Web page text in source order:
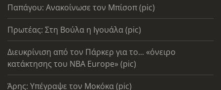
Παπάγου: Ανακοίνωσε τον Μπίσοπ (pic)
Πρωτέας: Στη Βούλα η Ιγουάλα (pic)
Διευκρίνιση από τον Πάρκερ για το... «όνειρο
κατάκτησης του ΝΒΑ Europe» (pic)
Άρης: Υπέγραψε τον Μοκόκα (pic)